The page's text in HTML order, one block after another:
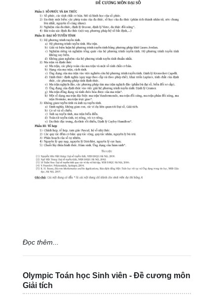
Đọc thêm...
Olympic Toán học Sinh viên - Đề cương môn
Giải tích